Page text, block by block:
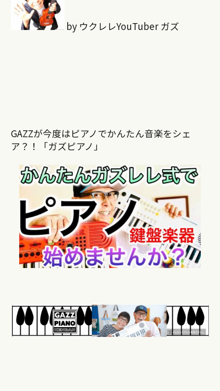
by ウクレレYouTuber ガズ
GAZZが今度はピアノでかんたん音楽をシェ
ア？！「ガズピアノ」